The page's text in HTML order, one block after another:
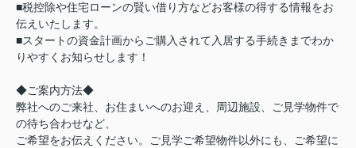
■税控除や住宅ローンの賢い借り方などお客様の得する情報をお
伝えいたします。
■スタートの資金計画からご購入されて入居する手続きまでわか
りやすくお知らせします！
◆ご案内方法◆
弊社へのご来社、お住まいへのお迎え、周辺施設、ご見学物件で
の待ち合わせなど、
ご希望をお伝えください。ご見学ご希望物件以外にも、ご希望に